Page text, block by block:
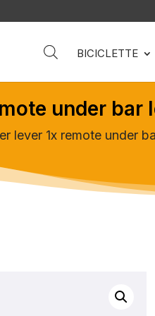
BICICLETTE
under bar
lever 1x remote under